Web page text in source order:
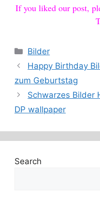
If you liked our post,
Categories
Bilder
Happy Birthday
zum Geburtstag
Schwarzes Bilder
DP wallpaper
Search